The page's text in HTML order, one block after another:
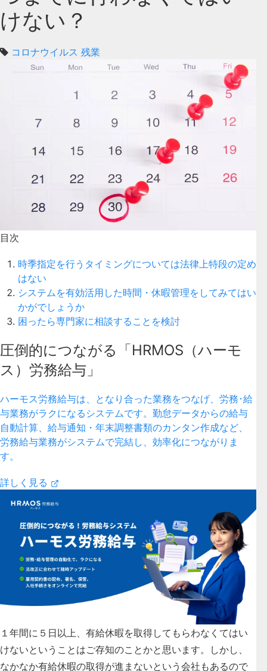
けない？
コロナウイルス 残業
目次
時季指定を行うタイミングについては法律上特段の定め
はない
システムを有効活用した時間・休暇管理をしてみてはい
かがでしょうか
困ったら専門家に相談することを検討
圧倒的につながる「HRMOS（ハーモ
ス）労務給与」
ハーモス労務給与は、となり合った業務をつなげ、労務･給
与業務がラクになるシステムです。勤怠データからの給与
自動計算、給与通知・年末調整書類のカンタン作成など、
労務給与業務がシステムで完結し、効率化につながりま
す。
詳しく見る
１年間に５日以上、有給休暇を取得してもらわなくてはい
けないということはご存知のことかと思います。しかし、
なかなか有給休暇の取得が進まないという会社もあるので